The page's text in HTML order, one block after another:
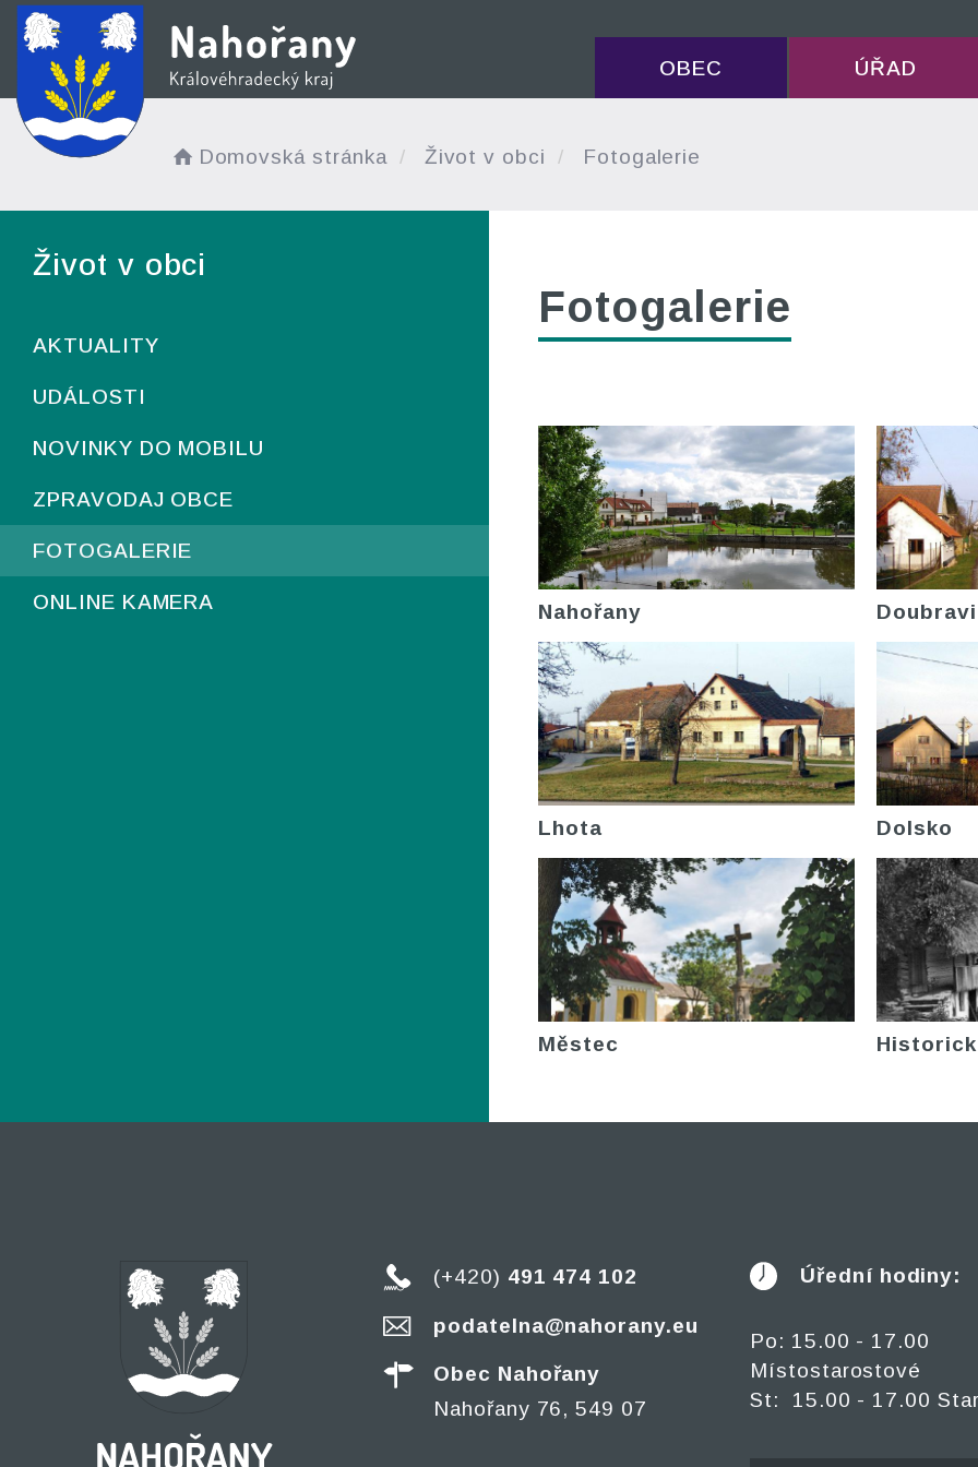
OBEC ÚŘAD
Domovská stránka Život v obci Fotogalerie
Život v obci
AKTUALITY
UDÁLOSTI
NOVINKY DO MOBILU
ZPRAVODAJ OBCE
FOTOGALERIE
ONLINE KAMERA
Fotogalerie
Nahořany
Lhota Dolsko
Městec
(+420) 491 474 102
podatelna@nahorany.eu
Obec Nahořany
Nahořany 76, 549 07
Úřední hodiny:
Po: 15.00 - 17.00
Místostarostové
St: 15.00 - 17.00